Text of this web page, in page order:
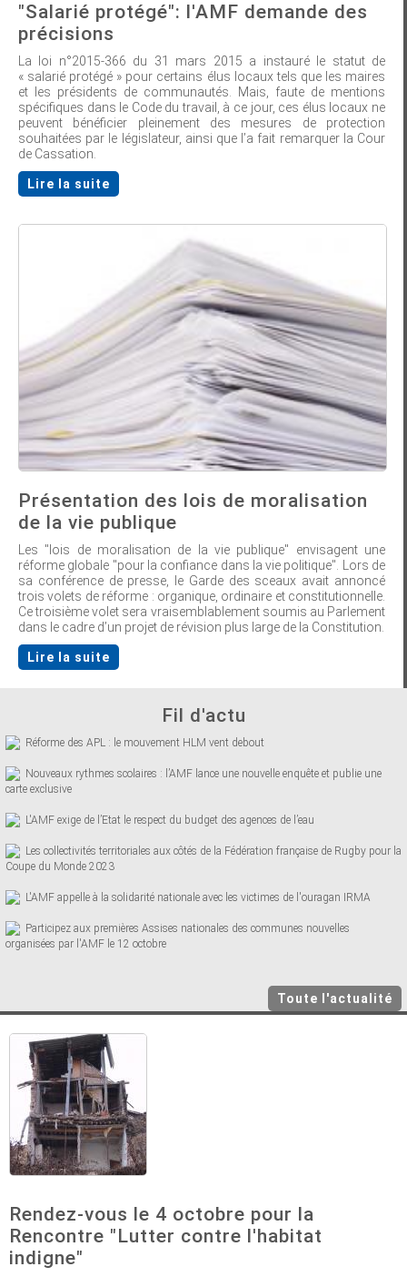
"Salarié protégé": l'AMF demande des
précisions
La loi n°2015-366 du 31 mars 2015 a instauré le statut de
« salarié protégé » pour certains élus locaux tels que les maires
et les présidents de communautés. Mais, faute de mentions
spécifiques dans le Code du travail, à ce jour, ces élus locaux ne
peuvent bénéficier pleinement des mesures de protection
souhaitées par le législateur, ainsi que l’a fait remarquer la Cour
de Cassation.
Lire la suite
Présentation des lois de moralisation
de la vie publique
Les "lois de moralisation de la vie publique" envisagent une
réforme globale "pour la confiance dans la vie politique". Lors de
sa conférence de presse, le Garde des sceaux avait annoncé
trois volets de réforme : organique, ordinaire et constitutionnelle.
Ce troisième volet sera vraisemblablement soumis au Parlement
dans le cadre d’un projet de révision plus large de la Constitution.
Lire la suite
Fil d'actu
Réforme des APL : le mouvement HLM vent debout
Nouveaux rythmes scolaires : l’AMF lance une nouvelle enquête et publie une
carte exclusive
L'AMF exige de l’Etat le respect du budget des agences de l’eau
Les collectivités territoriales aux côtés de la Fédération française de Rugby pour la
Coupe du Monde 2023
L'AMF appelle à la solidarité nationale avec les victimes de l'ouragan IRMA
Participez aux premières Assises nationales des communes nouvelles
organisées par l'AMF le 12 octobre
Toute l'actualité
Rendez-vous le 4 octobre pour la
Rencontre "Lutter contre l'habitat
indigne"